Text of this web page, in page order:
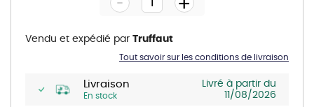
gallery
Livraison
En stock
Livré à partir du
11/08/2026
Tout savoir sur les conditions de livraison
Vendu et expédié par Truffaut